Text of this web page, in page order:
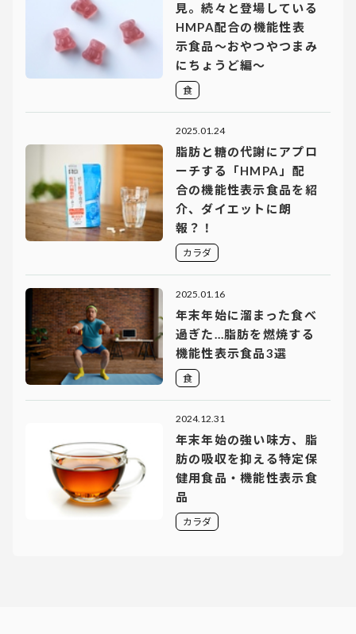
見。続々と登場している
HMPA配合の機能性表
示食品〜おやつやつまみ
にちょうど編〜
食
2025.01.24
脂肪と糖の代謝にアプロ
ーチする「HMPA」配
合の機能性表示食品を紹
介、ダイエットに朗
報？！
カラダ
2025.01.16
年末年始に溜まった食べ
過ぎた…脂肪を燃焼する
機能性表示食品3選
食
2024.12.31
年末年始の強い味方、脂
肪の吸収を抑える特定保
健用食品・機能性表示食
品
カラダ